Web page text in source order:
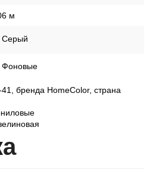
м
Серый
Фоновые
бренда HomeColor, страна